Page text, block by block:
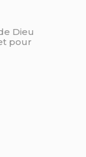
Dieu
pour